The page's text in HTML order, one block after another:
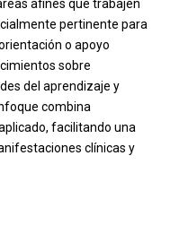
afines que trabajen
pertinente para
o apoyo
sobre
del aprendizaje y
combina
facilitando una
clínicas y